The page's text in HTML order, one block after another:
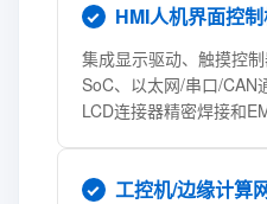
HMI人机界面控
集成显示驱动、触摸控
SoC、以太网/串口/CAN
LCD连接器精密焊接和
工控机/边缘计算